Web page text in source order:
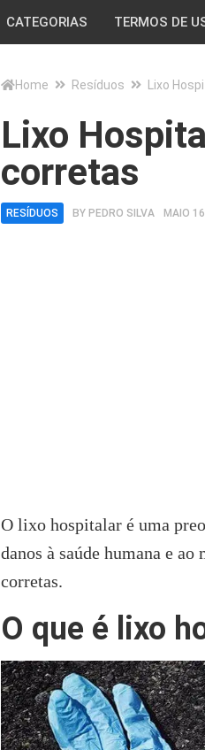
CATEGORIAS TERMOS DE
Home Resíduos Lixo
Lixo
corretas
RESÍDUOS BY PEDRO SILVA MAIO
O lixo hospitalar é uma
danos à saúde humana e
corretas.
O que é lixo